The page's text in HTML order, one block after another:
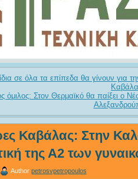
σε όλα τα επίπεδα θα γίνουν για
όμιλος: Στον Θερμαϊκό θα παίξει ο
Καβάλας: Στην
της Α2 των
Author petrosvpetropoulos